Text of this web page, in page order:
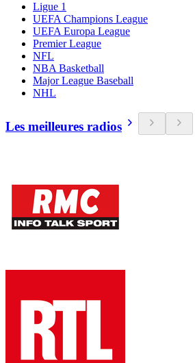
Ligue 1
UEFA Champions League
UEFA Europa League
Premier League
NFL
NBA Basketball
Major League Baseball
NHL
Les meilleures radios